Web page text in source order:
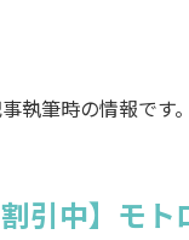
執筆時の情報で
引中】モ